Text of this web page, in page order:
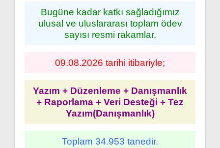
Bugüne kadar katkı sağladığımız
ulusal ve uluslararası toplam ödev
sayısı resmi rakamlar,
09.08.2026 tarihi itibariyle;
Yazım + Düzenleme + Danışmanlık
+ Raporlama + Veri Desteği + Tez
Yazım(Danışmanlık)
Toplam 34.953 tanedir.